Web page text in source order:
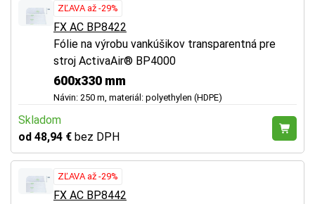
ZĽAVA až -29%
FX AC BP8422
Fólie na výrobu vankúšikov transparentná pre
stroj ActivaAir® BP4000
600x330 mm
Návin: 250 m, materiál: polyethylen (HDPE)
Skladom
od 48,94 € bez DPH
ZĽAVA až -29%
FX AC BP8442